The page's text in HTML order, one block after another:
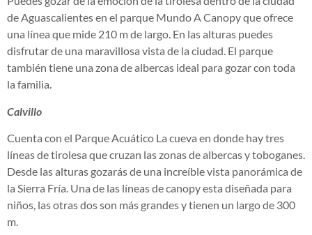
de Aguascalientes en el parque Mundo A Canopy que ofrece
una línea que mide 210 m de largo. En las alturas puedes
disfrutar de una maravillosa vista de la ciudad. El parque
también tiene una zona de albercas ideal para gozar con toda
la familia.
Calvillo
Cuenta con el Parque Acuático La cueva en donde hay tres
líneas de tirolesa que cruzan las zonas de albercas y toboganes.
Desde las alturas gozarás de una increíble vista panorámica de
la Sierra Fría. Una de las líneas de canopy esta diseñada para
niños, las otras dos son más grandes y tienen un largo de 300
m.